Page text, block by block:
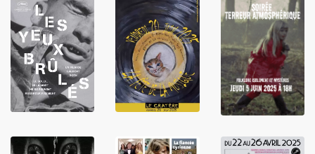
LIRE LIRE
LIRE